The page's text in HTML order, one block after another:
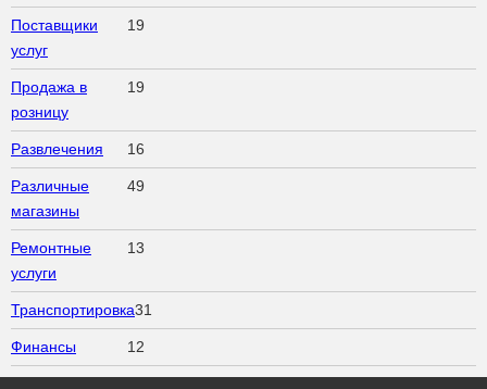
Поставщики
услуг
19
Продажа в
розницу
19
Развлечения 16
Различные
магазины
49
Ремонтные
услуги
13
Транспортировка31
Финансы 12